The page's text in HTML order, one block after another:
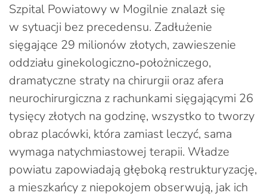
Szpital Powiatowy w Mogilnie znalazł się
w sytuacji bez precedensu. Zadłużenie
sięgające 29 milionów złotych, zawieszenie
oddziału ginekologiczno‑położniczego,
dramatyczne straty na chirurgii oraz afera
neurochirurgiczna z rachunkami sięgającymi 26
tysięcy złotych na godzinę, wszystko to tworzy
obraz placówki, która zamiast leczyć, sama
wymaga natychmiastowej terapii. Władze
powiatu zapowiadają głęboką restrukturyzację,
a mieszkańcy z niepokojem obserwują, jak ich